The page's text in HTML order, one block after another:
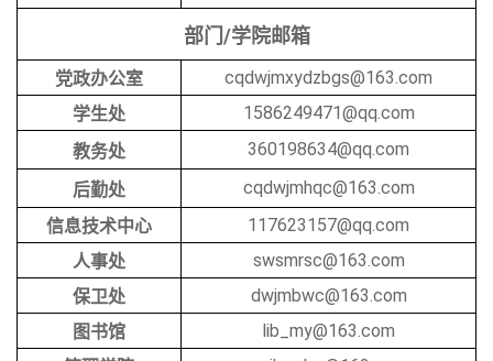
部门/学院邮箱
党政办公室
cqdwjmxydzbgs@163.com
学生处
1586249471@qq.com
教务处
360198634@qq.com
后勤处
cqdwjmhqc@163.com
信息技术中心
117623157@qq.com
人事处
swsmrsc@163.com
保卫处
dwjmbwc@163.com
图书馆
lib_my@163.com